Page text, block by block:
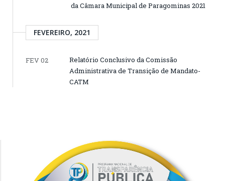
da Câmara Municipal de Paragominas 2021
FEVEREIRO, 2021
FEV 02
Relatório Conclusivo da Comissão
Administrativa de Transição de Mandato-
CATM